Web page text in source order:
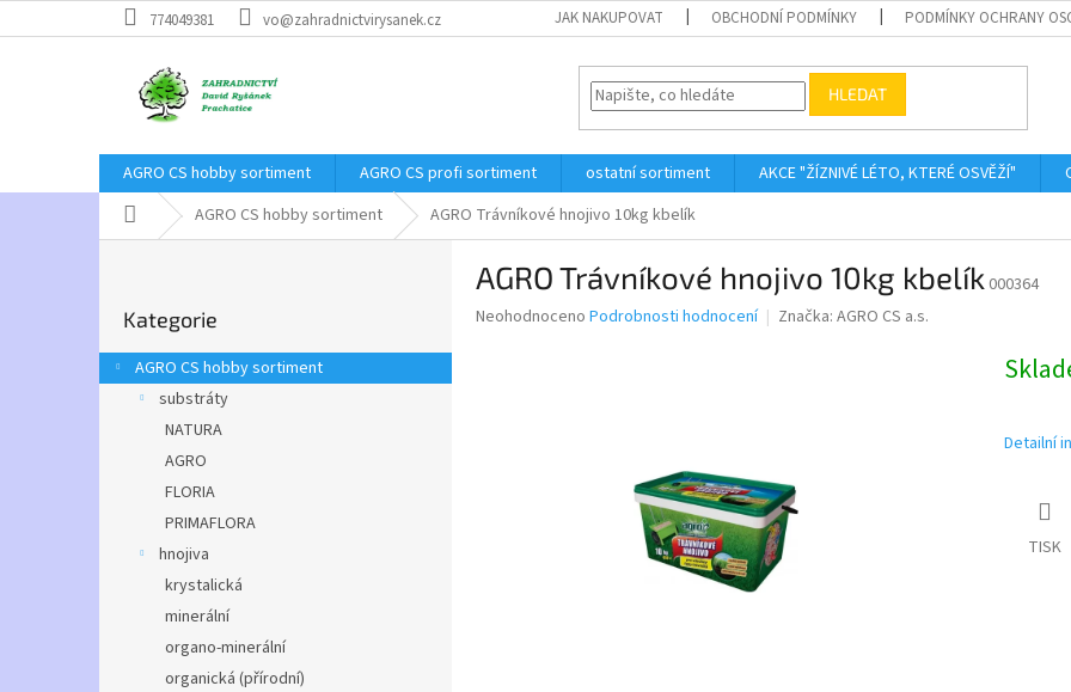
na
774049381 vo@zahradnictvirysanek.cz JAK NAKUPOVAT OBCHODNÍ PODMÍNKY PODMÍNKY OCHRANY
HLEDAT
AGRO CS hobby sortiment AGRO CS profi sortiment ostatní sortiment AKCE "ŽÍZNIVÉ LÉTO, KTERÉ OSVĚŽÍ"
Domů AGRO CS hobby sortiment AGRO Trávníkové hnojivo 10kg kbelík
r
a
kategorie
Kategorie
AGRO CS hobby sortiment
substráty
NATURA
AGRO
FLORIA
PRIMAFLORA
hnojiva
krystalická
minerální
organo-minerální
organická (přírodní)
AGRO Trávníkové hnojivo 10kg kbelík 000364
Průměrné
Neohodnoceno Podrobnosti hodnocení Značka: AGRO CS a.s.
Detailní
TISK